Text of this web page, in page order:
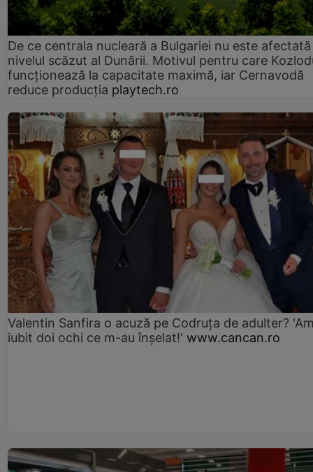
De ce centrala nucleară a Bulgariei nu este
nivelul scăzut al Dunării. Motivul pentru care
funcționează la capacitate maximă, iar Cernavodă
reduce producția playtech.ro
Valentin Sanfira o acuză pe Codruța de adulter?
iubit doi ochi ce m-au înșelat!' www.cancan.ro